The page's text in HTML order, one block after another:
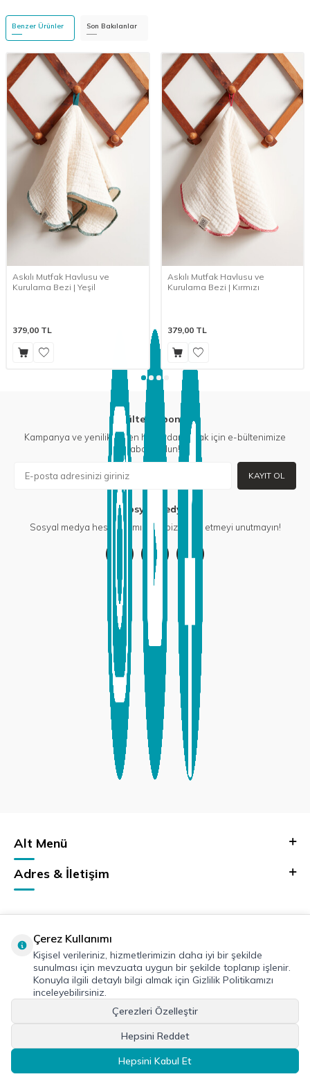
Benzer Ürünler Son Bakılanlar
Askılı Mutfak Havlusu ve
Kurulama Bezi | Yeşil
379,00 TL
Askılı Mutfak Havlusu ve
Kurulama Bezi | Kırmızı
379,00TL
E-Bülten Aboneliği
Kampanya ve yeniliklerden haberdar olmak için e-bültenimize
abone olun!
KAYIT OL
Sosyal Medya
Sosyal medya hesaplarımızdan bizi takip etmeyi unutmayın!
Alt Menü
Adres & İletişim
T-SoftE-TicaretSistemleriyle Hazırlanmıştır.
Çerez Kullanımı
Kişisel verileriniz, hizmetlerimizin daha iyi bir şekilde
sunulması için mevzuata uygun bir şekilde toplanıp işlenir.
Konuyla ilgili detaylı bilgi almak için Gizlilik Politikamızı
inceleyebilirsiniz.
Çerezleri Özelleştir
Hepsini Reddet
Hepsini Kabul Et